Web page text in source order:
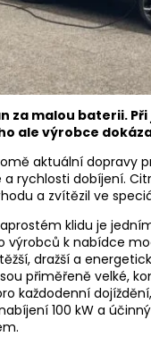
za malou baterii.
ale výrobce
aktuální dopravy
rychlosti dobíjení.
a zvítězil ve
klidu je
k nabídce
dražší a
přiměřeně velké,
každodenní
100 kW a